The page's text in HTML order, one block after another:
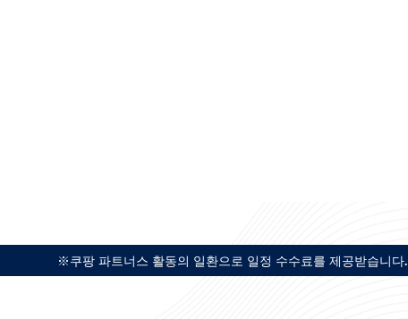
※쿠팡 파트너스 활동의 일환으로 일정 수수료를 제공받습니다.